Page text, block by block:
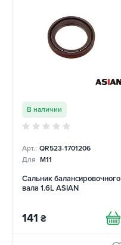
В наличии
Арт.: QR523-1701206
Для M11
Сальник балансировочного
вала 1.6L ASIAN
141 ₴